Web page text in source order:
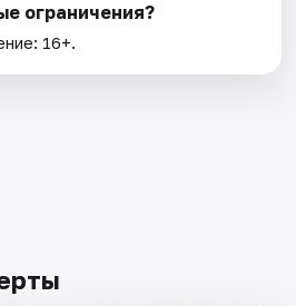
ограничения?
16+.